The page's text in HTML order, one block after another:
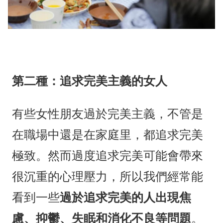
第二種：追求完美主義的女人
有些女性朋友過於完美主義，不管是
在職場中還是在家庭里，都追求完美
極致。然而過度追求完美可能會帶來
很沉重的心理壓力，所以我們經常能
看到一些過於追求完美的人出現焦
慮、抑鬱、失眠和消化不良等問題。